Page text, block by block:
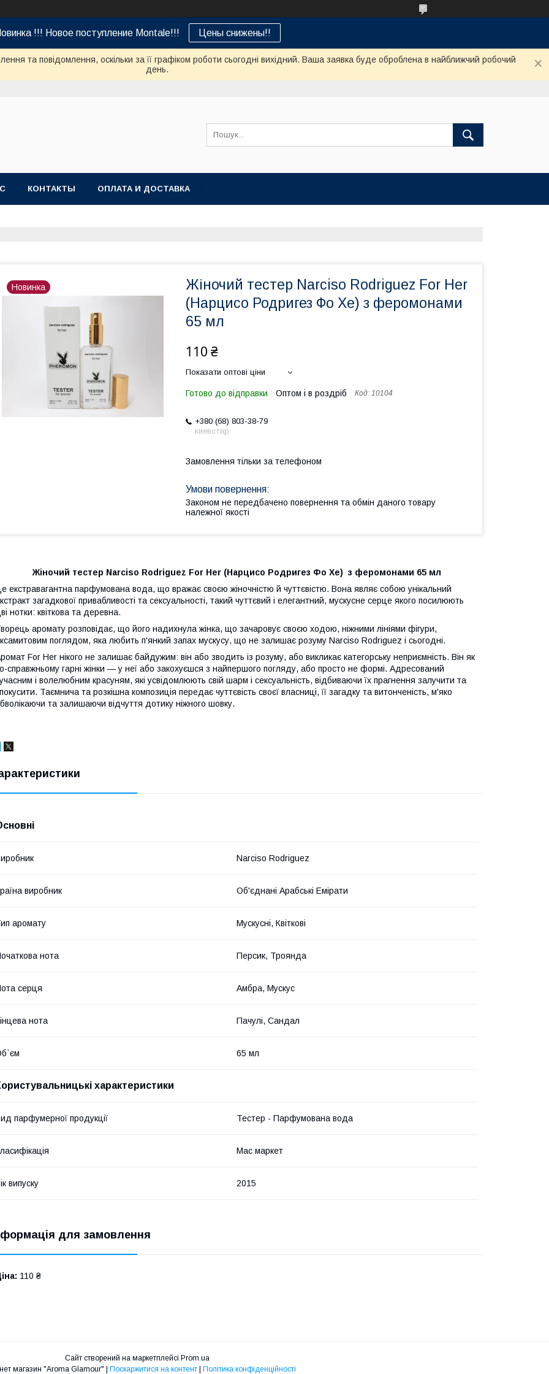
!!! Новое поступление Montale!!! Цены снижены!!
та повідомлення, оскільки за її графіком роботи сьогодні вихідний. Ваша заявка буде оброблена в найближчий робочий
день.
КОНТАКТЫ ОПЛАТА И ДОСТАВКА
Новинка
Жіночий тестер Narciso Rodriguez For Her
(Нарцисо Родригез Фо Хе) з феромонами
65 мл
110 ₴
Показати оптові ціни
Готово до відправки Оптом і в роздріб Код: 10104
+380 (68) 803-38-79
киевстар
Замовлення тільки за телефоном
Законом не передбачено повернення та обмін даного товару
належної якості
Жіночий тестер Narciso Rodriguez For Her (Нарцисо Родригез Фо Хе) з феромонами 65 мл
екстравагантна парфумована вода, що вражає своєю жіночністю й чуттєвістю. Вона являє собою унікальний
загадкової привабливості та сексуальності, такий чуттєвий і елегантний, мускусне серце якого посилюють
нотки: квіткова та деревна.
аромату розповідає, що його надихнула жінка, що зачаровує своєю ходою, ніжними лініями фігури,
поглядом, яка любить п'янкий запах мускусу, що не залишає розуму Narciso Rodriguez і сьогодні.
For Her нікого не залишає байдужим: він або зводить із розуму, або викликає категорську неприємність. Він як
справжньому гарні жінки — у неї або закохуєшся з найпершого погляду, або просто не формі. Адресований
і волелюбним красуням, які усвідомлюють свій шарм і сексуальність, відбиваючи їх прагнення залучити та
Таємнича та розкішна композиція передає чуттєвість своєї власниці, її загадку та витонченість, м'яко
та залишаючи відчуття дотику ніжного шовку.
Narciso Rodriguez
виробник Об'єднані Арабські Емірати
аромату Мускусні, Квіткові
нота Персик, Троянда
серця Амбра, Мускус
нота Пачулі, Сандал
65 мл
характеристики
парфумерної продукції Тестер - Парфумована вода
Мас маркет
випуску 2015
для замовлення
110 ₴
Сайт створений на маркетплейсі Prom.ua
Поскаржитися на контент Політика конфіденційності